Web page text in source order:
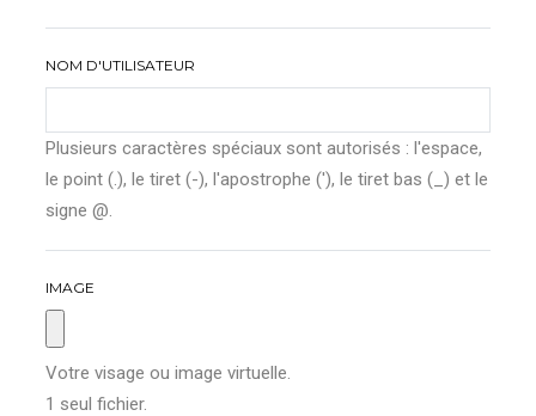
NOM D'UTILISATEUR
Plusieurs caractères spéciaux sont autorisés : l'espace,
le point (.), le tiret (-), l'apostrophe ('), le tiret bas (_) et le
signe @.
IMAGE
Votre visage ou image virtuelle.
1 seul fichier.